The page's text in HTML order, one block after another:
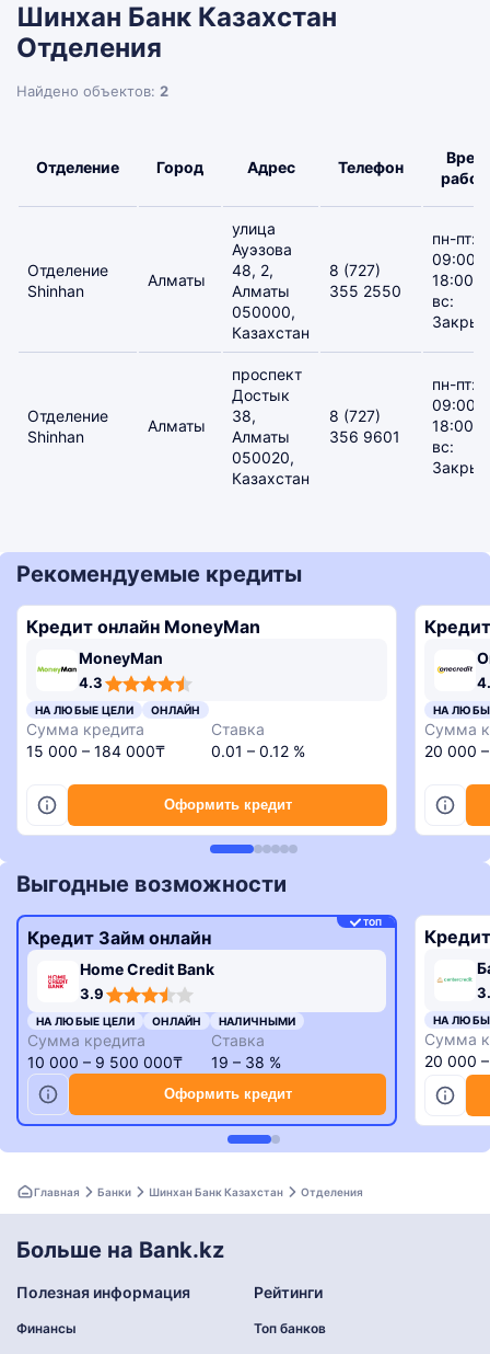
Шинхан Банк Казахстан
Отделения
Найдено объектов: 2
Отделение Город Адрес Телефон
Отделение
Shinhan
Алматы
улица
Ауэзова
48, 2,
Алматы
050000,
Казахстан
8 (727)
355 2550
пн-пт:
09:00–
18:00,
вс:
Отделение
Shinhan
Алматы
проспект
Достык
38,
Алматы
050020,
Казахстан
8 (727)
356 9601
пн-пт:
09:00–
18:00,
вс:
Рекомендуемые кредиты
Кредит онлайн MoneyMan
MoneyMan
4.3
НА ЛЮБЫЕ ЦЕЛИ ОНЛАЙН
Сумма кредита
15 000 – 184 000₸
Ставка
0.01 – 0.12 %
Оформить кредит
НА
Сумма
20 000
rating
Выгодные возможности
ТОП
Кредит Займ онлайн
Home Credit Bank
3.9
rating
НА ЛЮБЫЕ ЦЕЛИ ОНЛАЙН НАЛИЧНЫМИ
Сумма кредита
10 000 – 9 500 000₸
Ставка
19 – 38 %
Оформить кредит
НА
Сумма
20 000
Главная Банки Шинхан Банк Казахстан Отделения
Больше на Bank.kz
Полезная информация
Финансы
Рейтинги
Топ банков